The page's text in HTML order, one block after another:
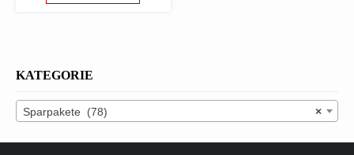
KATEGORIE
×
Sparpakete (78)